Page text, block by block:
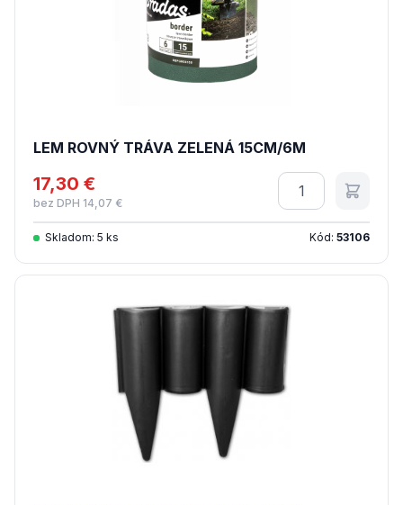
LEM ROVNÝ TRÁVA ZELENÁ 15CM/6M
17,30 €
bez DPH 14,07 €
Množstvo
Skladom: 5 ks Kód: 53106